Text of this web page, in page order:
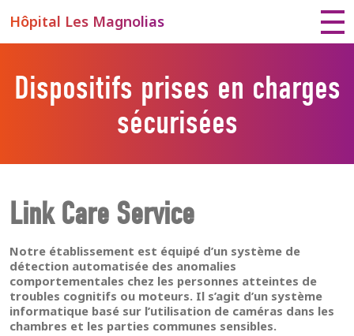
Hôpital Les Magnolias
Dispositifs prises en charges
sécurisées
Link Care Service
Notre établissement est équipé d’un système de
détection automatisée des anomalies
comportementales chez les personnes atteintes de
troubles cognitifs ou moteurs. Il s’agit d’un système
informatique basé sur l’utilisation de caméras dans les
chambres et les parties communes sensibles.